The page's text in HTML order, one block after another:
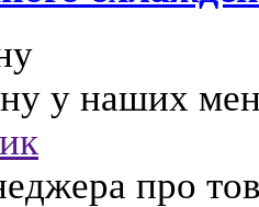
у наших
про